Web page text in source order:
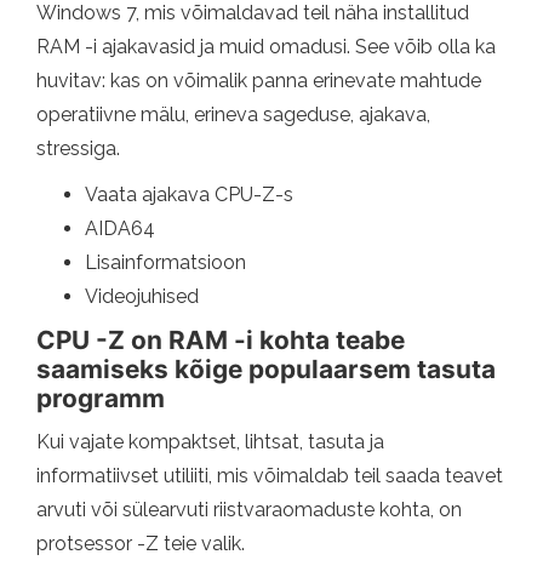
Windows 7, mis võimaldavad teil näha installitud
RAM -i ajakavasid ja muid omadusi. See võib olla ka
huvitav: kas on võimalik panna erinevate mahtude
operatiivne mälu, erineva sageduse, ajakava,
stressiga.
Vaata ajakava CPU-Z-s
AIDA64
Lisainformatsioon
Videojuhised
CPU -Z on RAM -i kohta teabe
saamiseks kõige populaarsem tasuta
programm
Kui vajate kompaktset, lihtsat, tasuta ja
informatiivset utiliiti, mis võimaldab teil saada teavet
arvuti või sülearvuti riistvaraomaduste kohta, on
protsessor -Z teie valik.